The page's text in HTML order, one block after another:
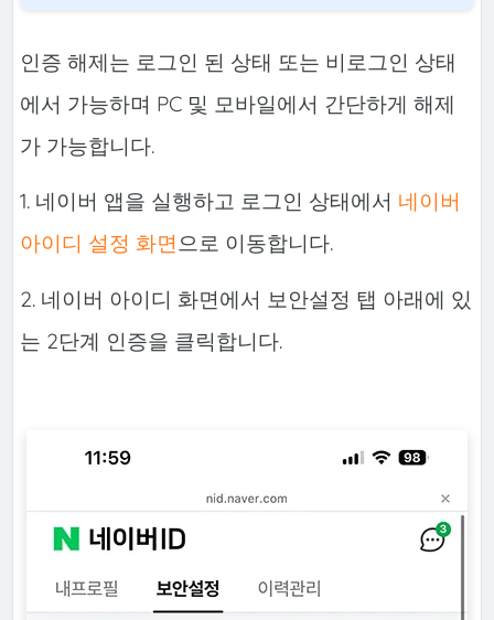
인증 해제는 로그인 된 상태 또는 비로그인 상태
에서 가능하며 PC 및 모바일에서 간단하게 해제
가 가능합니다.
1. 네이버 앱을 실행하고 로그인 상태에서 네이버
아이디 설정 화면으로 이동합니다.
2. 네이버 아이디 화면에서 보안설정 탭 아래에 있
는 2단계 인증을 클릭합니다.